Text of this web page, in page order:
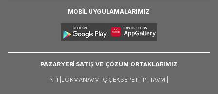
MOBİL UYGULAMALARIMIZ
PAZARYERİ SATIŞ VE ÇÖZÜM ORTAKLARIMIZ
N11 | LOKMANAVM | ÇIÇEKSEPETI | PTTAVM |